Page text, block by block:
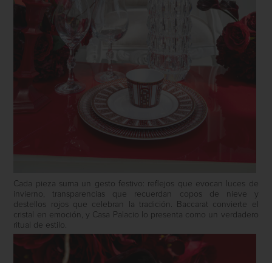
Cada pieza suma un gesto festivo: reflejos que evocan luces de
invierno, transparencias que recuerdan copos de nieve y
destellos rojos que celebran la tradición. Baccarat convierte el
cristal en emoción, y Casa Palacio lo presenta como un verdadero
ritual de estilo.